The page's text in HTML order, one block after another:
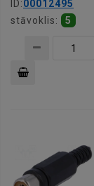
ID:00012495
stāvoklis:
5